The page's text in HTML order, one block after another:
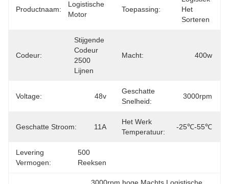
Productnaam:
Logistische
Motor
Toepassing:
Het
Sorteren
Codeur:
Stijgende
Codeur
2500
Lijnen
Macht: 400w
Voltage: 48v
Geschatte
Snelheid:
3000rpm
Geschatte Stroom: 11A
Het Werk
Temperatuur:
-25℃-55℃
Levering
Vermogen:
500
Reeksen